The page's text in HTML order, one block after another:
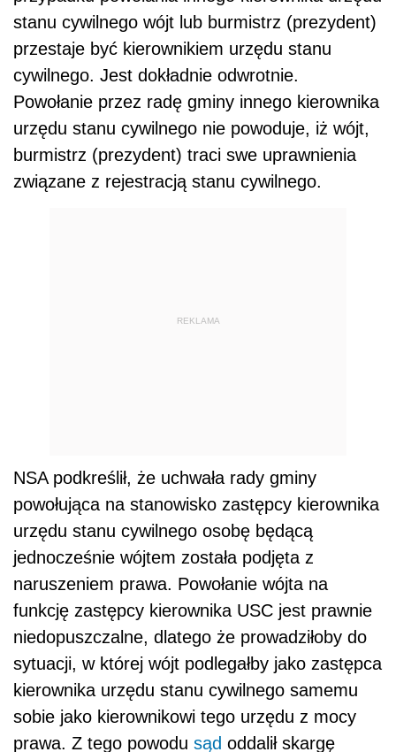
stanu cywilnego wójt lub burmistrz (prezydent)
przestaje być kierownikiem urzędu stanu
cywilnego. Jest dokładnie odwrotnie.
Powołanie przez radę gminy innego kierownika
urzędu stanu cywilnego nie powoduje, iż wójt,
burmistrz (prezydent) traci swe uprawnienia
związane z rejestracją stanu cywilnego.
REKLAMA
NSA podkreślił, że uchwała rady gminy
powołująca na stanowisko zastępcy kierownika
urzędu stanu cywilnego osobę będącą
jednocześnie wójtem została podjęta z
naruszeniem prawa. Powołanie wójta na
funkcję zastępcy kierownika USC jest prawnie
niedopuszczalne, dlatego że prowadziłoby do
sytuacji, w której wójt podlegałby jako zastępca
kierownika urzędu stanu cywilnego samemu
sobie jako kierownikowi tego urzędu z mocy
prawa. Z tego powodu sąd oddalił skargę